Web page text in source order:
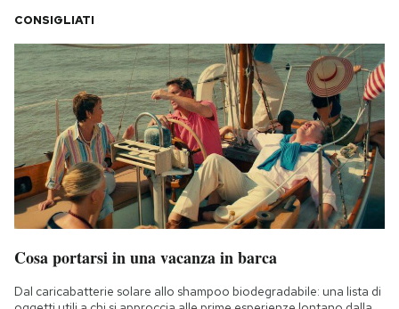
CONSIGLIATI
Cosa portarsi in una vacanza in barca
Dal caricabatterie solare allo shampoo biodegradabile: una lista di